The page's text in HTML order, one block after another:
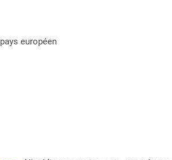
européen